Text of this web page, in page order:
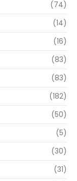
(74)
(14)
(16)
(83)
(83)
(182)
(50)
(5)
(30)
(31)